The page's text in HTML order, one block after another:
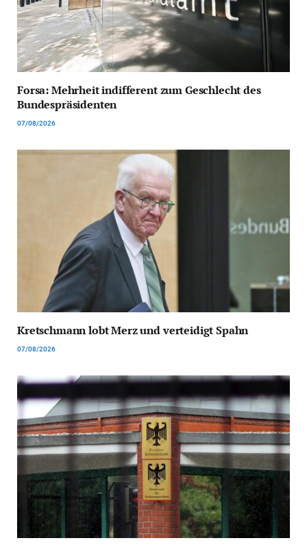
Forsa: Mehrheit indifferent zum Geschlecht des
Bundespräsidenten
07/08/2026
Kretschmann lobt Merz und verteidigt Spahn
07/08/2026